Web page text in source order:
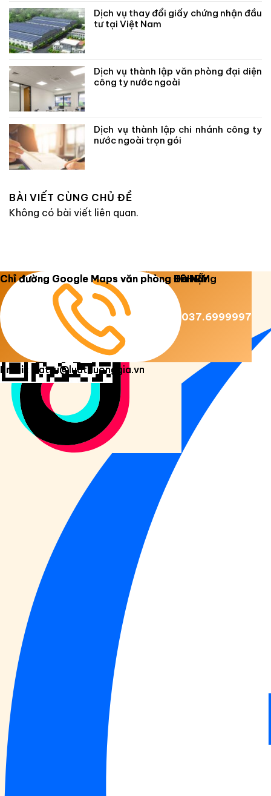
Dịch vụ thay đổi giấy chứng nhận đầu
tư tại Việt Nam
Dịch vụ thành lập văn phòng đại diện
công ty nước ngoài
Dịch vụ thành lập chi nhánh công ty
nước ngoài trọn gói
BÀI VIẾT CÙNG CHỦ ĐỀ
Không có bài viết liên quan.
Copyright 2026 © Luật Dương Gia